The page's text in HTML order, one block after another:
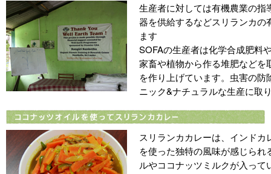
生産者に対しては有機農業の
器を供給するなどスリランカ
ます
SOFAの生産者は化学合成肥料
家畜や植物から作る堆肥など
を作り上げています。虫害の
ニック&ナチュラルな生産に取
スリランカカレーは、インド
を使った独特の風味が感じら
ルやココナッツミルクが入っ